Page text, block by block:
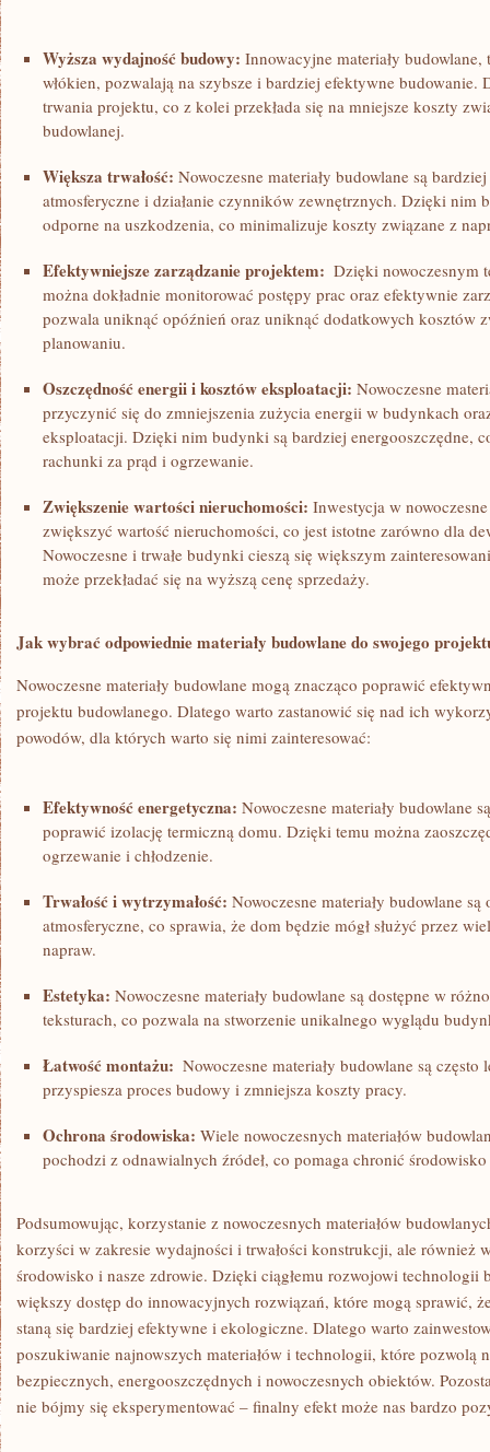
Wyższa wydajność budowy: Innowacyjne​ materiały
włókien, pozwalają na ⁢szybsze i bardziej efektywne budowanie.
trwania projektu, co⁤ z kolei przekłada się na mniejsze koszty
budowlanej.
Większa trwałość: Nowoczesne materiały budowlane⁤ są
atmosferyczne i działanie czynników zewnętrznych. Dzięki nim
odporne na uszkodzenia, co minimalizuje koszty związane z
Efektywniejsze zarządzanie projektem:
Dzięki nowoczesnym
można dokładnie ​monitorować postępy prac oraz efektywnie
⁤pozwala uniknąć opóźnień oraz⁤ uniknąć dodatkowych ⁣kosztów
planowaniu.
Oszczędność energii i ⁣kosztów eksploatacji: Nowoczesne
⁣przyczynić się do⁤ zmniejszenia zużycia ‌energii w budynkach
eksploatacji. ‌Dzięki nim budynki są bardziej energooszczędne,⁢
rachunki za prąd i ogrzewanie.
Zwiększenie wartości nieruchomości: Inwestycja w
zwiększyć wartość nieruchomości, co jest istotne zarówno dla
Nowoczesne i trwałe budynki cieszą się większym
może‌ przekładać⁣ się na wyższą cenę sprzedaży.
Jak wybrać odpowiednie materiały budowlane do swojego
Nowoczesne materiały budowlane mogą znacząco poprawić
projektu budowlanego.‍ Dlatego warto zastanowić​ się⁣ nad ich
powodów, dla których warto się nimi zainteresować:
Efektywność energetyczna: Nowoczesne materiały budowlane
poprawić izolację termiczną domu. Dzięki temu można
ogrzewanie i chłodzenie.
Trwałość i wytrzymałość: Nowoczesne materiały budowlane
atmosferyczne, co sprawia, że dom będzie mógł służyć przez
napraw.
Estetyka: Nowoczesne materiały budowlane są ⁤dostępne w
teksturach, co pozwala na stworzenie unikalnego wyglądu
Łatwość montażu:
Nowoczesne materiały budowlane są
przyspiesza proces​ budowy i zmniejsza koszty pracy.
Ochrona⁢ środowiska: Wiele nowoczesnych materiałów
pochodzi⁢ z odnawialnych źródeł, co pomaga chronić
Podsumowując, korzystanie z ​nowoczesnych materiałów
korzyści ‍w zakresie ⁤wydajności i trwałości konstrukcji, ale również
środowisko i nasze ‌zdrowie. Dzięki ciągłemu rozwojowi technologii
większy dostęp do innowacyjnych rozwiązań, które mogą sprawić,
staną się bardziej efektywne i ekologiczne. Dlatego warto
poszukiwanie ⁤najnowszych materiałów i technologii, które pozwolą​
⁢bezpiecznych, energooszczędnych i nowoczesnych obiektów.
nie bójmy się eksperymentować – ⁢finalny efekt może ⁤nas‌ bardzo